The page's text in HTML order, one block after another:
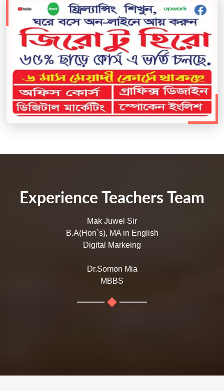
Experience Teachers Team
Mak Juwel Sir
B.A(Hon`s), MA in English
Digital Markeing
Dr.Somon Mia
MBBS